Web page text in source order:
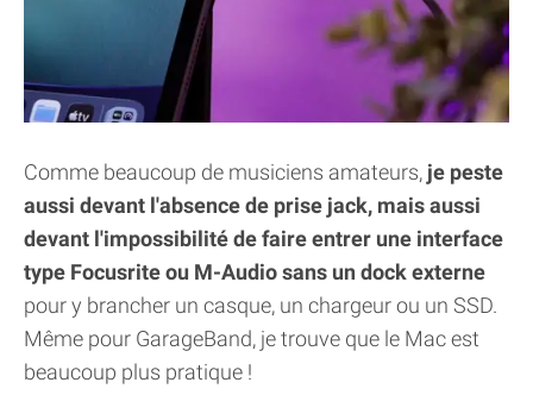
Comme beaucoup de musiciens amateurs, je peste
aussi devant l'absence de prise jack, mais aussi
devant l'impossibilité de faire entrer une interface
type Focusrite ou M-Audio sans un dock externe
pour y brancher un casque, un chargeur ou un SSD.
Même pour GarageBand, je trouve que le Mac est
beaucoup plus pratique !